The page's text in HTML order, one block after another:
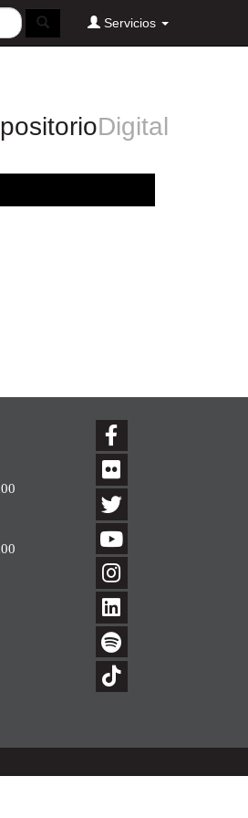
Servicios
Digital